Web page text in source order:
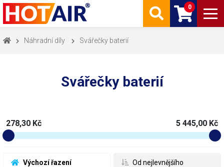
0
Náhradní díly Svářečky baterií
Svářečky baterií
Výchozí řazení Od nejlevnějšího
278,30 Kč 5 445,00 Kč